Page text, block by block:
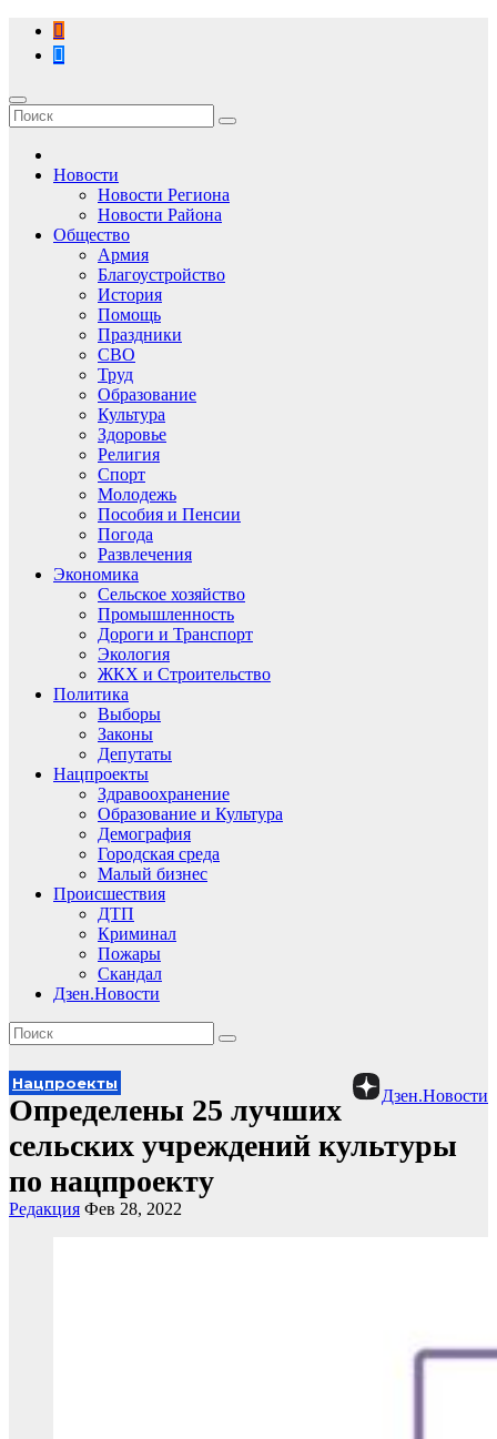
Перейти
содержимому
Новости
Новости Региона
Новости Района
Общество
Армия
Благоустройство
История
Помощь
Праздники
СВО
Труд
Образование
Культура
Здоровье
Религия
Спорт
Молодежь
Пособия и Пенсии
Погода
Развлечения
Экономика
Сельское хозяйство
Промышленность
Дороги и Транспорт
Экология
ЖКХ и Строительство
Политика
Выборы
Законы
Депутаты
Нацпроекты
Здравоохранение
Образование и Культура
Демография
Городская среда
Малый бизнес
Происшествия
ДТП
Криминал
Пожары
Скандал
Дзен.Новости
Дзен.Новости
Нацпроекты
Определены 25 лучших
сельских учреждений культуры
по нацпроекту
Редакция Фев 28, 2022